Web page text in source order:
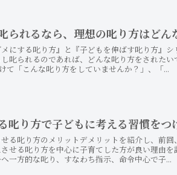
られるなら、理想の叱り方はどん
メにする叱り方』と『子どもを伸ばす叱り方』
叱られるのであれば、どんな叱り方をされた
て「こんな叱り方をしていませんか？」、「...
叱り方で子どもに考える習慣をつ
る叱り方のメリットデメリットを紹介し、前
せる叱り方を中心に子育てした方が良い理由
一方的な叱り、すなわち指示、命令中心で子...